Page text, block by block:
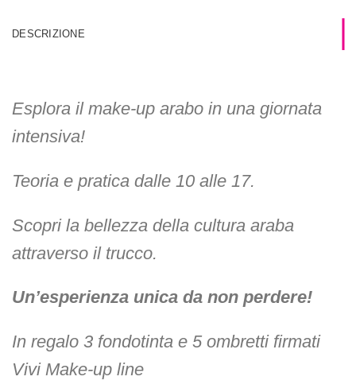
DESCRIZIONE
Esplora il make-up arabo in una giornata
intensiva!
Teoria e pratica dalle 10 alle 17.
Scopri la bellezza della cultura araba
attraverso il trucco.
Un’esperienza unica da non perdere!
In regalo 3 fondotinta e 5 ombretti firmati
Vivi Make-up line